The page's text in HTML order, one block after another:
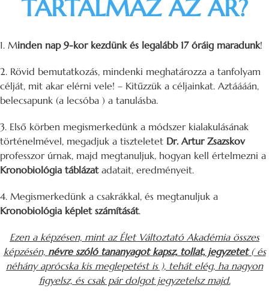
TARTALMAZ AZ ÁR?
1. Minden nap 9-kor kezdünk és legalább 17 óráig maradunk!
2. Rövid bemutatkozás, mindenki meghatározza a tanfolyam
célját, mit akar elérni vele! – Kitűzzük a céljainkat. Aztáááán,
belecsapunk (a lecsóba ) a tanulásba.
3. Első körben megismerkedünk a módszer kialakulásának
történelmével, megadjuk a tiszteletet Dr. Artur Zsazskov
professzor úrnak, majd megtanuljuk, hogyan kell értelmezni a
Kronobiológia táblázatadatait, eredményeit.
4. Megismerkedünk a csakrákkal, és megtanuljuk a
Kronobiológia képlet számítását.
Ezen a képzésen, mint az Élet Változtató Akadémia összes
képzésén, névre szóló tananyagot kapsz, tollat, jegyzetet( és
néhány aprócska kis meglepetést is ), tehát elég, ha nagyon
figyelsz, és csak pár dolgot jegyzetelsz majd.